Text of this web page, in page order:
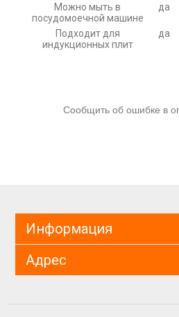
Можно мыть в
посудомоечной машине
да
Подходит для
индукционных плит
да
Сообщить об ошибке в
Информация
Адрес